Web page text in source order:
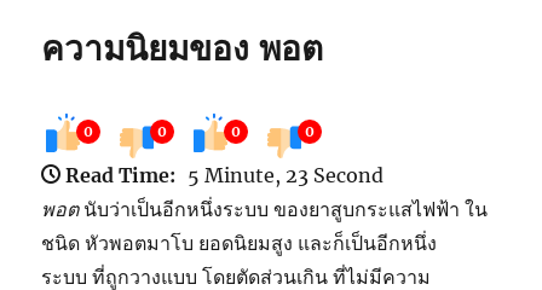
ความนิยมของ พอต
0 0 0 0
Read Time: 5 Minute, 23 Second
พอต นับว่าเป็นอีกหนึ่งระบบ ของยาสูบกระแสไฟฟ้า ใน
ชนิด หัวพอตมาโบ ยอดนิยมสูง และก็เป็นอีกหนึ่ง
ระบบ ที่ถูกวางแบบ โดยตัดส่วนเกิน ที่ไม่มีความ